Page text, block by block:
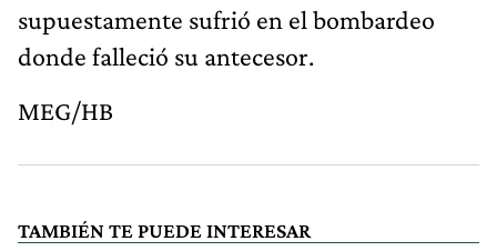
supuestamente sufrió en el bombardeo
donde falleció su antecesor.
MEG/HB
TAMBIÉN TE PUEDE INTERESAR